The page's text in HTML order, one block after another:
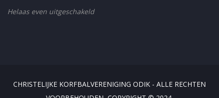
Helaas even uitgeschakeld
CHRISTELIJKE KORFBALVERENIGING ODIK - ALLE RECHTEN